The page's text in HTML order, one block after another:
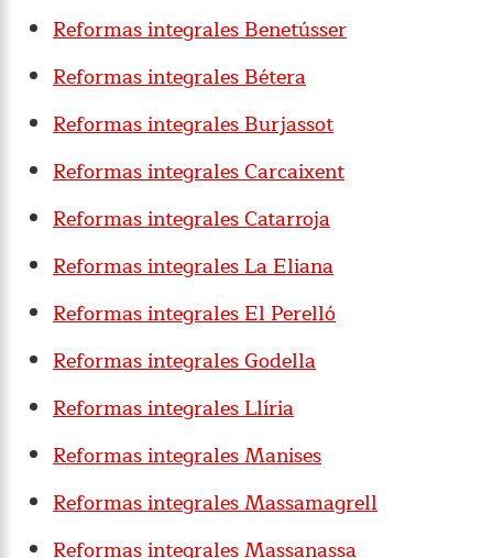
Reformas integrales Benetússer
Reformas integrales Bétera
Reformas integrales Burjassot
Reformas integrales Carcaixent
Reformas integrales Catarroja
Reformas integrales La Eliana
Reformas integrales El Perelló
Reformas integrales Godella
Reformas integrales Llíria
Reformas integrales Manises
Reformas integrales Massamagrell
Reformas integrales Massanassa